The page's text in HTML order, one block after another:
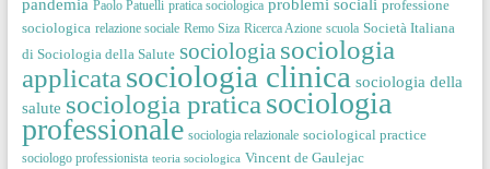
pandemia Paolo Patuelli pratica sociologica problemi sociali professione
sociologica relazione sociale Remo Siza Ricerca Azione scuola Società Italiana
di Sociologia della Salute sociologia sociologia
applicata sociologia clinica sociologia della
salute sociologia pratica sociologia
professionale sociologia relazionale sociological practice
sociologo professionista teoria sociologica Vincent de Gaulejac